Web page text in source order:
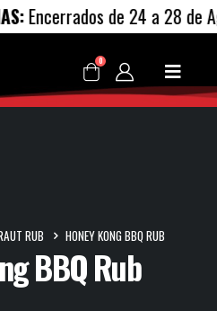
Encerrados de 24 a 28 de
0
BBQ Rub
RUB HONEY KONG BBQ RUB